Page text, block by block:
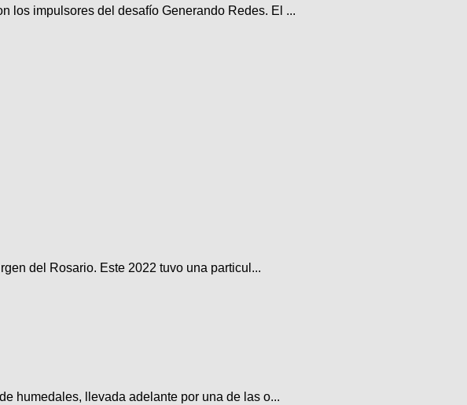
los impulsores del desafío Generando Redes. El ...
del Rosario. Este 2022 tuvo una particul...
humedales, llevada adelante por una de las o...